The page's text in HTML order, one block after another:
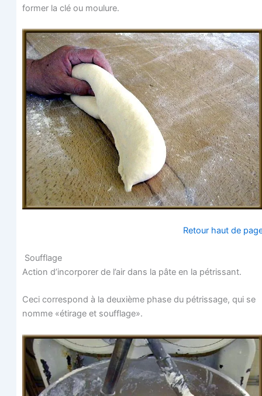
for­mer la clé ou moulure.
Retour haut de
Soufflage
Action d’incorporer de l’air dans la pâte en la pétrissant.
Ceci cor­res­pond à la deuxième phase du pétris­sage, qui se
nomme «éti­rage et soufflage».